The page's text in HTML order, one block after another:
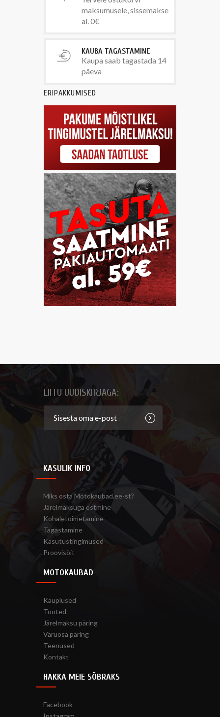
maksumusele, sissemakse
al. 0€
KAUBA TAGASTAMINE
Kaupa saab tagastada 14
päeva
ERIPAKKUMISED
LIITU UUDISKIRJAGA:
KASULIK INFO
Miks osta Motokaubad.ee-st?
Järelmaksuga ostmine
Kohaletoimetamine
Tagastamine
Kasutustingimused
Proovisõit
MOTOKAUBAD
Kauplused
Tooted
Järelmaksu päring
Varuosa päring
Teenused
Kontakt
HAKKA MEIE SÕBRAKS
Facebook